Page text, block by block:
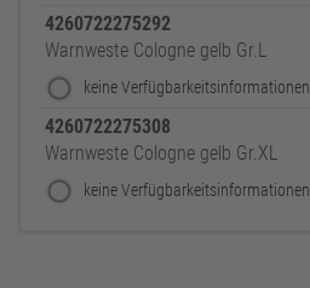
4260722275292
Warnweste Cologne gelb Gr.L
keine Verfügbarkeitsinformationen
4260722275308
Warnweste Cologne gelb Gr.XL
keine Verfügbarkeitsinformationen